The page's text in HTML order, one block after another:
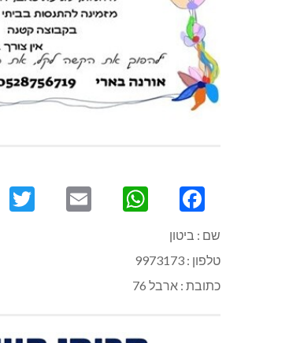
Facebook
WhatsApp
Email
שם : ביטון
טלפון : 9973173
כתובת : ארבל 76